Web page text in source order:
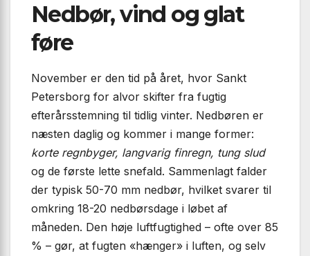
Nedbør, vind og glat
føre
November er den tid på året, hvor Sankt
Petersborg for alvor skifter fra fugtig
efterårsstemning til tidlig vinter. Nedbøren er
næsten daglig og kommer i mange former:
korte regnbyger, langvarig finregn, tung slud
og de første lette snefald. Sammenlagt falder
der typisk 50-70 mm nedbør, hvilket svarer til
omkring 18-20 nedbørsdage i løbet af
måneden. Den høje luftfugtighed – ofte over 85
% – gør, at fugten «hænger» i luften, og selv